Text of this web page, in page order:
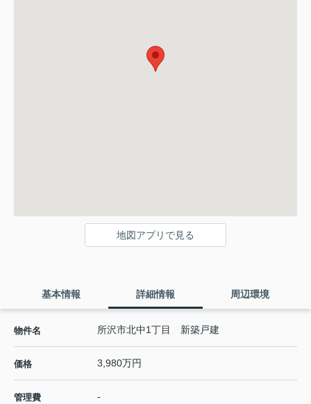
地図アプリで見る
基本情報 詳細情報 周辺環境
物件名 所沢市北中1丁目 新築戸建
価格 3,980万円
管理費 -